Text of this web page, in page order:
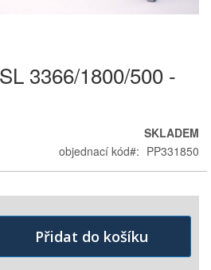
3366/1800/500 -
SKLADEM
objednací kód
PP331850
Přidat do košíku